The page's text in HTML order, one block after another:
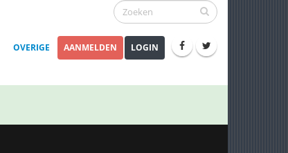
OVERIGE AANMELDEN LOGIN